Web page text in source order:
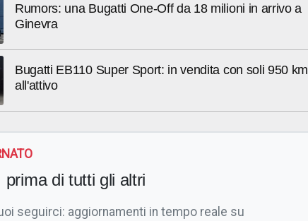
Rumors: una Bugatti One-Off da 18 milioni in arrivo a
Ginevra
Bugatti EB110 Super Sport: in vendita con soli 950 km
all'attivo
prima di tutti gli altri
seguirci: aggiornamenti in tempo reale su